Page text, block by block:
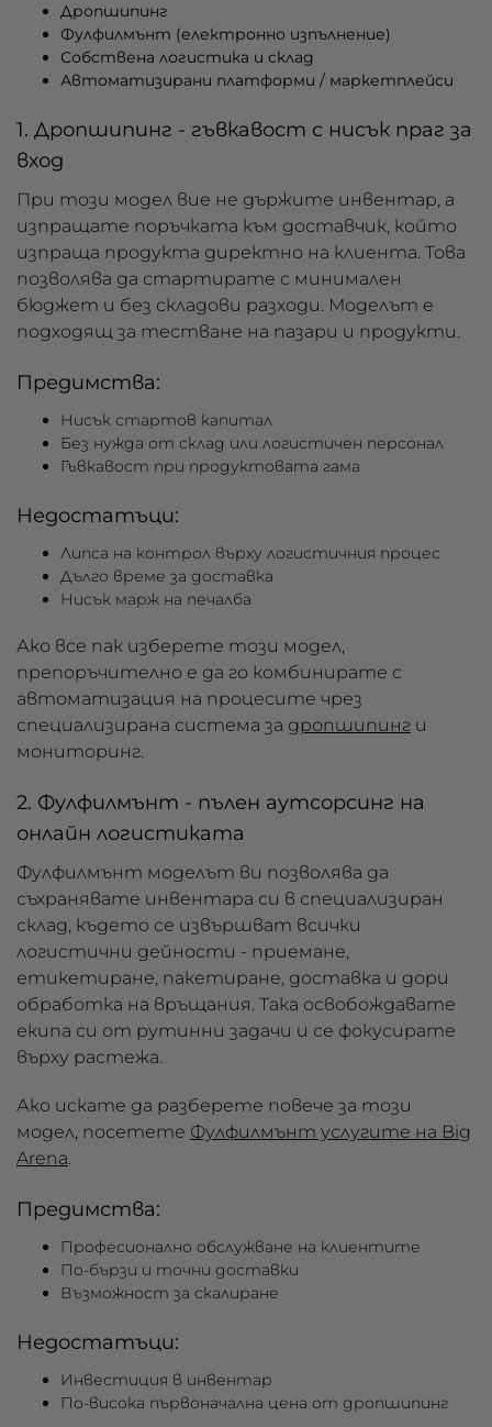
Дропшипинг
Фулфилмънт (електронно изпълнение)
Собствена логистика и склад
Автоматизирани платформи / маркетплейси
1. Дропшипинг - гъвкавост с нисък праг за
вход
При този модел вие не държите инвентар, а
изпращате поръчката към доставчик, който
изпраща продукта директно на клиента. Това
позволява да стартирате с минимален
бюджет и без складови разходи. Моделът е
подходящ за тестване на пазари и продукти.
Предимства:
Нисък стартов капитал
Без нужда от склад или логистичен персонал
Гъвкавост при продуктовата гама
Недостатъци:
Липса на контрол върху логистичния процес
Дълго време за доставка
Нисък марж на печалба
Ако все пак изберете този модел,
препоръчително е да го комбинирате с
автоматизация на процесите чрез
специализирана система за дропшипинг и
мониторинг.
2. Фулфилмънт - пълен аутсорсинг на
онлайн логистиката
Фулфилмънт моделът ви позволява да
съхранявате инвентара си в специализиран
склад, където се извършват всички
логистични дейности - приемане,
етикетиране, пакетиране, доставка и дори
обработка на връщания. Така освобождавате
екипа си от рутинни задачи и се фокусирате
върху растежа.
Ако искате да разберете повече за този
модел, посетете Фулфилмънт услугите на Big
Arena.
Предимства:
Професионално обслужване на клиентите
По-бързи и точни доставки
Възможност за скалиране
Недостатъци:
Инвестиция в инвентар
По-висока първоначална цена от дропшипинг